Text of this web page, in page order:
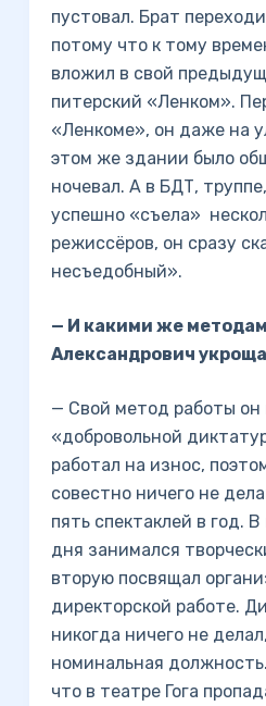
пустовал. Брат
потому что к тому
вложил в свой
питерский «Ленком».
«Ленкоме», он даже на
этом же здании было
ночевал. А в БДТ,
успешно «съела»
режиссёров, он сразу
несъедобный».
— И какими же
Александрович
— Свой метод работы он
«добровольной
работал на износ,
совестно ничего не
пять спектаклей в год.
дня занимался
вторую посвящал
директорской работе.
никогда ничего не
номинальная
что в театре Гога